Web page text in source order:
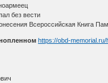
без вести
Всероссийская Книга
https://obd-memorial.ru/